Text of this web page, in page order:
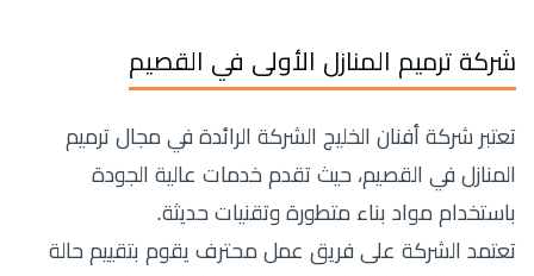
شركة ترميم المنازل الأولى في القصيم
تعتبر شركة أفنان الخليج الشركة الرائدة في مجال ترميم
المنازل في القصيم، حيث تقدم خدمات عالية الجودة
باستخدام مواد بناء متطورة وتقنيات حديثة.
تعتمد الشركة على فريق عمل محترف يقوم بتقييم حالة